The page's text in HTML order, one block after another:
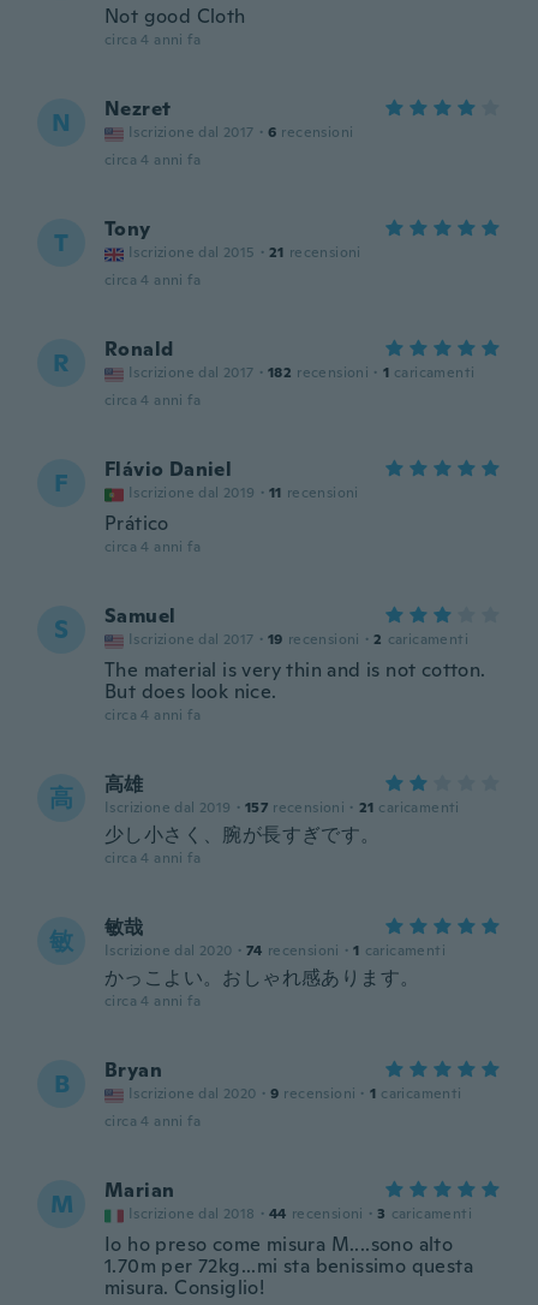
Not good Cloth
circa 4 anni fa
N Nezret
Iscrizione dal 2017 · 6 recensioni
circa 4 anni fa
T Tony
Iscrizione dal 2015 · 21 recensioni
circa 4 anni fa
R Ronald
Iscrizione dal 2017 · 182 recensioni · 1 caricamenti
circa 4 anni fa
F Flávio Daniel
Iscrizione dal 2019 · 11 recensioni
Prático
circa 4 anni fa
S Samuel
Iscrizione dal 2017 · 19 recensioni · 2 caricamenti
The material is very thin and is not cotton.
But does look nice.
circa 4 anni fa
高 高雄
Iscrizione dal 2019 · 157 recensioni · 21 caricamenti
少し小さく、腕が長すぎです。
circa 4 anni fa
敏 敏哉
Iscrizione dal 2020 · 74 recensioni · 1 caricamenti
かっこよい。おしゃれ感あります。
circa 4 anni fa
B Bryan
Iscrizione dal 2020 · 9 recensioni · 1 caricamenti
circa 4 anni fa
M Marian
Iscrizione dal 2018 · 44 recensioni · 3 caricamenti
Io ho preso come misura M....sono alto
1.70m per 72kg...mi sta benissimo questa
misura. Consiglio!